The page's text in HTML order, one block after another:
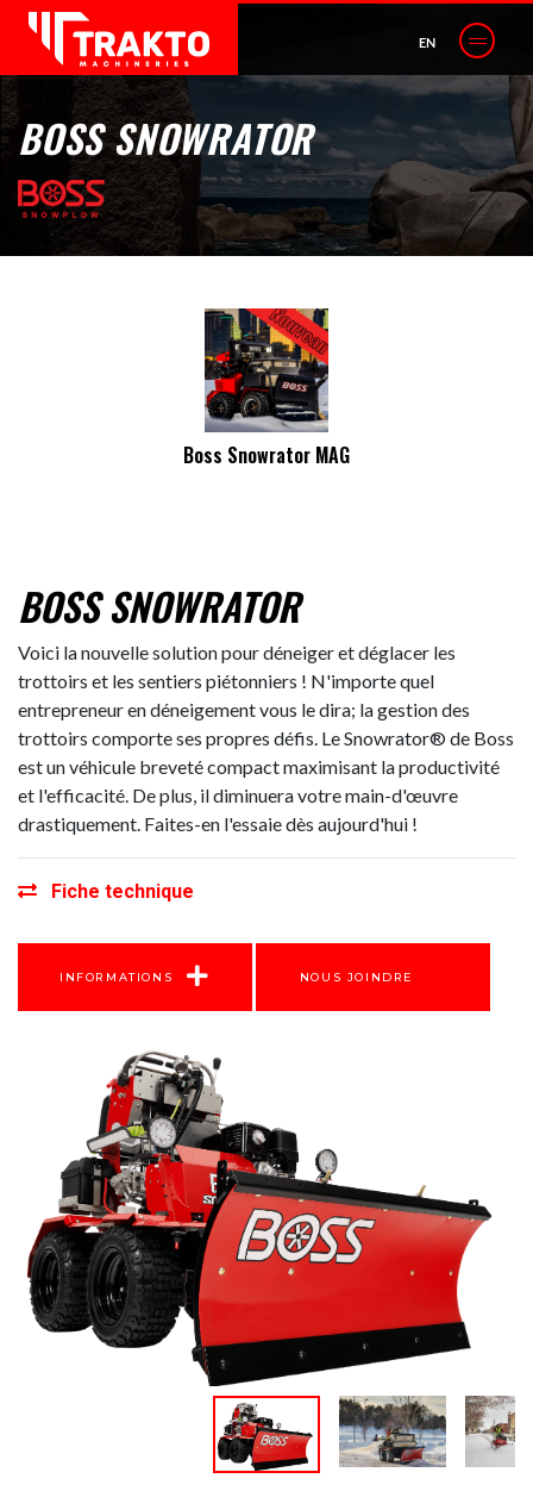
EN
BOSS SNOWRATOR
Boss Snowrator MAG
BOSS SNOWRATOR
Voici la nouvelle solution pour déneiger et déglacer les
trottoirs et les sentiers piétonniers ! N'importe quel
entrepreneur en déneigement vous le dira; la gestion des
trottoirs comporte ses propres défis. Le Snowrator® de Boss
est un véhicule breveté compact maximisant la productivité
et l'efficacité. De plus, il diminuera votre main-d'œuvre
drastiquement. Faites-en l'essaie dès aujourd'hui !
Fiche technique
INFORMATIONS NOUS JOINDRE